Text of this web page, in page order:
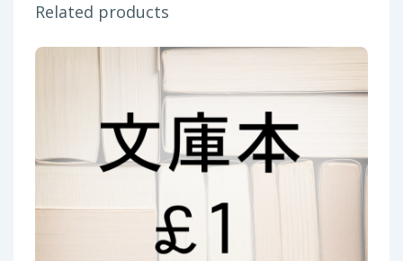
Related products